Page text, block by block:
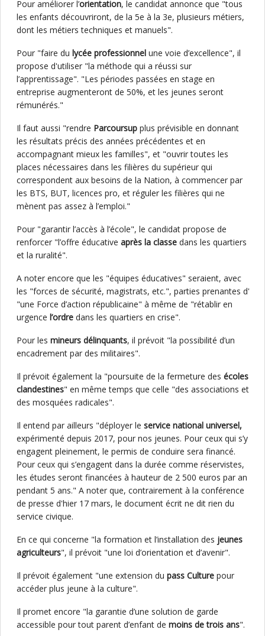
Pour améliorer l’orientation, le candidat annonce que "tous
les enfants découvriront, de la 5e à la 3e, plusieurs métiers,
dont les métiers techniques et manuels".
Pour "faire du lycée professionnel une voie d’excellence", il
propose d'utiliser "la méthode qui a réussi sur
l’apprentissage". "Les périodes passées en stage en
entreprise augmenteront de 50%, et les jeunes seront
rémunérés."
Il faut aussi "rendre Parcoursup plus prévisible en donnant
les résultats précis des années précédentes et en
accompagnant mieux les familles", et "ouvrir toutes les
places nécessaires dans les filières du supérieur qui
correspondent aux besoins de la Nation, à commencer par
les BTS, BUT, licences pro, et réguler les filières qui ne
mènent pas assez à l’emploi."
Pour "garantir l’accès à l’école", le candidat propose de
renforcer "l’offre éducative après la classe dans les quartiers
et la ruralité".
A noter encore que les "équipes éducatives" seraient, avec
les "forces de sécurité, magistrats, etc.", parties prenantes d'
"une Force d’action républicaine" à même de "rétablir en
urgence l’ordre dans les quartiers en crise".
Pour les mineurs délinquants, il prévoit "la possibilité d’un
encadrement par des militaires".
Il prévoit également la "poursuite de la fermeture des écoles
clandestines" en même temps que celle "des associations et
des mosquées radicales".
Il entend par ailleurs "déployer le service national universel,
expérimenté depuis 2017, pour nos jeunes. Pour ceux qui s’y
engagent pleinement, le permis de conduire sera financé.
Pour ceux qui s’engagent dans la durée comme réservistes,
les études seront financées à hauteur de 2 500 euros par an
pendant 5 ans." A noter que, contrairement à la conférence
de presse d'hier 17 mars, le document écrit ne dit rien du
service civique.
En ce qui concerne "la formation et l’installation des jeunes
agriculteurs", il prévoit "une loi d’orientation et d’avenir".
Il prévoit également "une extension du pass Culture pour
accéder plus jeune à la culture".
Il promet encore "la garantie d’une solution de garde
accessible pour tout parent d’enfant de moins de trois ans".